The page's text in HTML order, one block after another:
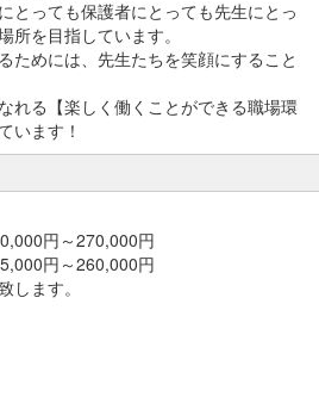
とっても保護者にとっても先生にとっ
所を目指しています。
ためには、先生たちを笑顔にすること
れる【楽しく働くことができる職場環
います！
円～270,000円
円～260,000円
します。